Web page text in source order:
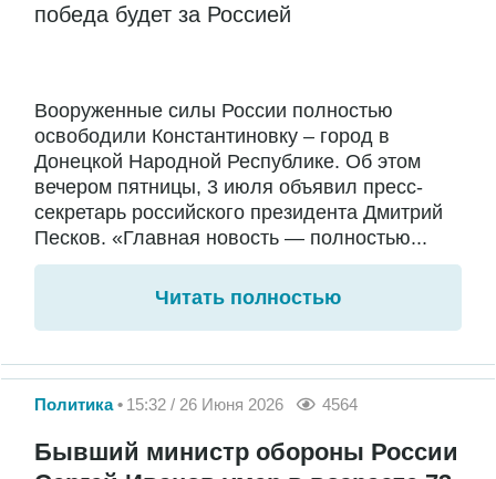
победа будет за Россией
Вооруженные силы России полностью
освободили Константиновку – город в
Донецкой Народной Республике. Об этом
вечером пятницы, 3 июля объявил пресс-
секретарь российского президента Дмитрий
Песков. «Главная новость — полностью...
Читать полностью
Политика 15:32 / 26 Июня 2026 4564
Бывший министр обороны России